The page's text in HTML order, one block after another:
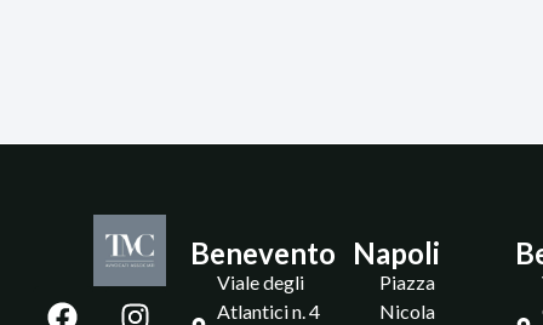
Benevento
Viale degli
Atlantici n. 4
Napoli
Piazza
Nicola